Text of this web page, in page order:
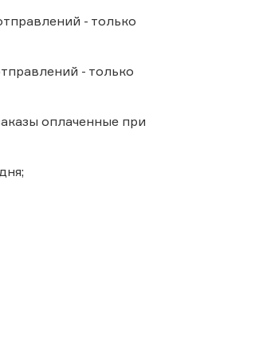
- только
- только
оплаченные при